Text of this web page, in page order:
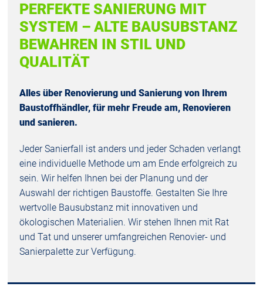
PERFEKTE SANIERUNG MIT
SYSTEM – ALTE BAUSUBSTANZ
BEWAHREN IN STIL UND
QUALITÄT
Alles über Renovierung und Sanierung von Ihrem
Baustoffhändler, für mehr Freude am, Renovieren
und sanieren.
Jeder Sanierfall ist anders und jeder Schaden verlangt
eine individuelle Methode um am Ende erfolgreich zu
sein. Wir helfen Ihnen bei der Planung und der
Auswahl der richtigen Baustoffe. Gestalten Sie Ihre
wertvolle Bausubstanz mit innovativen und
ökologischen Materialien. Wir stehen Ihnen mit Rat
und Tat und unserer umfangreichen Renovier- und
Sanierpalette zur Verfügung.